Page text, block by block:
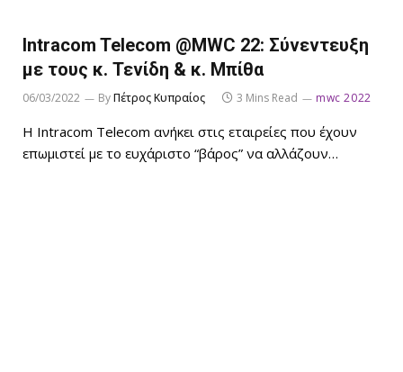
Intracom Telecom @MWC 22: Σύνεντευξη
με τους κ. Τενίδη & κ. Μπίθα
06/03/2022 ByΠέτρος Κυπραίος 3 Mins Read mwc 2022
H Intracom Telecom ανήκει στις εταιρείες που έχουν
επωμιστεί με το ευχάριστο “βάρος” να αλλάζουν…